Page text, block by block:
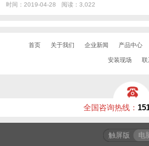
时间：2019-04-28 阅读：3,022
首页 关于我们 企业新闻 产品中心
安装现场 联
全国咨询热线：
触屏版 电